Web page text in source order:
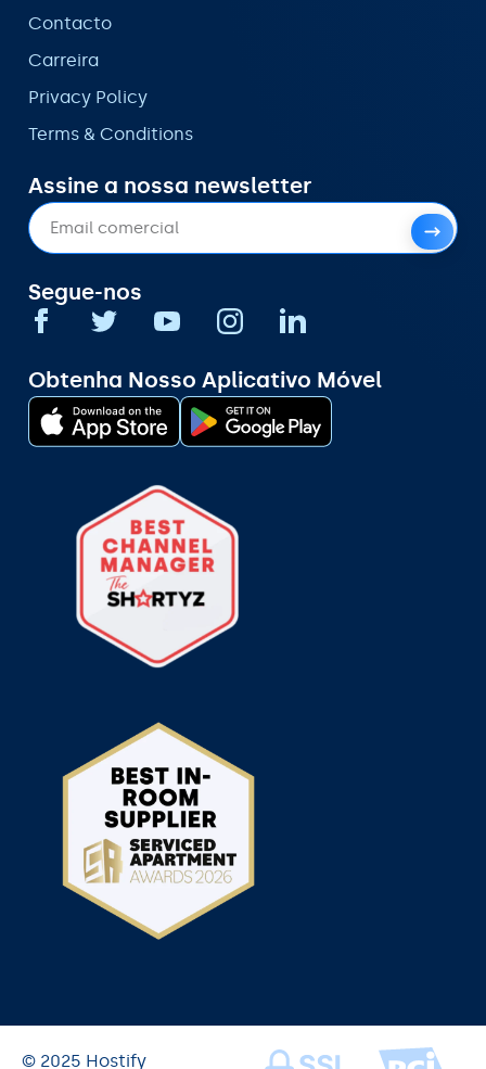
Contacto
Carreira
Privacy Policy
Terms & Conditions
Assine a nossa newsletter
Segue-nos
Obtenha Nosso Aplicativo Móvel
© 2025 Hostify